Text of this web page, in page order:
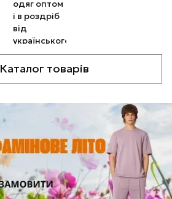
Каталог товарів